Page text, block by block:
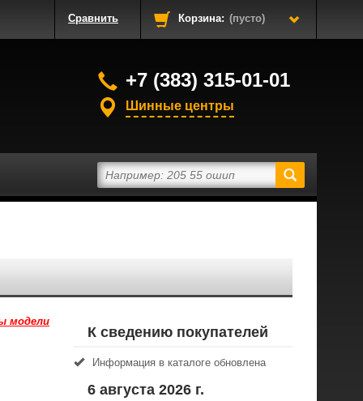
Сравнить Корзина: (пусто)
+7 (383) 315-01-01
Шинные центры
модели
К сведению покупателей
Информация в каталоге обновлена
6 августа 2026 г.